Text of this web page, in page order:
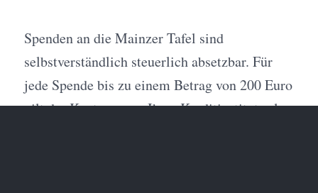
Spenden an die Mainzer Tafel sind
selbstverständlich steuerlich absetzbar. Für
jede Spende bis zu einem Betrag von 200 Euro
gilt der Kontoauszug Ihres Kreditinstituts als